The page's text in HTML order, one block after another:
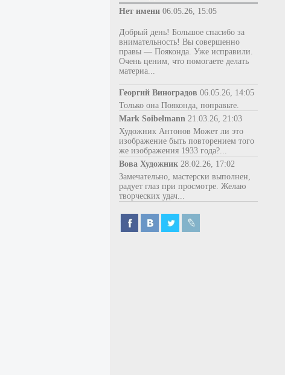
Нет имени 06.05.26, 15:05
Добрый день! Большое спасибо за
внимательность! Вы совершенно
правы — Пояконда. Уже исправили.
Очень ценим, что помогаете делать
материа...
Георгий Виноградов 06.05.26, 14:05
Только она Пояконда, поправьте.
Mark Soibelmann 21.03.26, 21:03
Художник Антонов Может ли это
изображение быть повторением того
же изображения 1933 года?...
Вова Художник 28.02.26, 17:02
Замечательно, мастерски выполнен,
радует глаз при просмотре. Желаю
творческих удач...